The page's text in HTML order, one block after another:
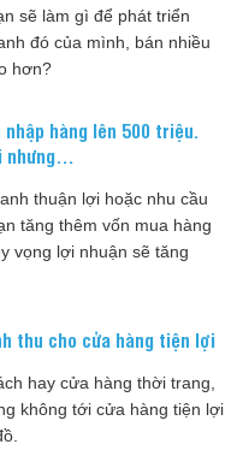
sẽ làm gì để phát triển
đó của mình, bán nhiều
hơn?
hàng lên 500 triệu.
nhưng…
thuận lợi hoặc nhu cầu
tăng thêm vốn mua hàng
vọng lợi nhuận sẽ tăng
thu cho cửa hàng tiện lợi
hay cửa hàng thời trang,
không tới cửa hàng tiện lợi